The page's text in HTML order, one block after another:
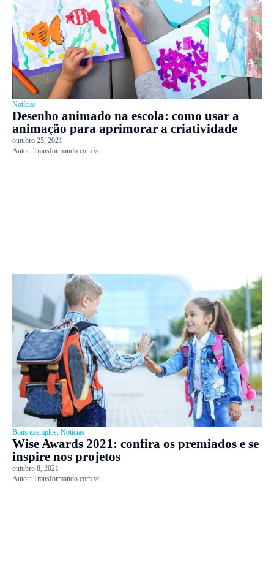
Notícias
Desenho animado na escola: como usar a
animação para aprimorar a criatividade
outubro 25, 2021
Autor: Transformando.com.vc
Bons exemplos, Notícias
Wise Awards 2021: confira os premiados e se
inspire nos projetos
outubro 8, 2021
Autor: Transformando.com.vc